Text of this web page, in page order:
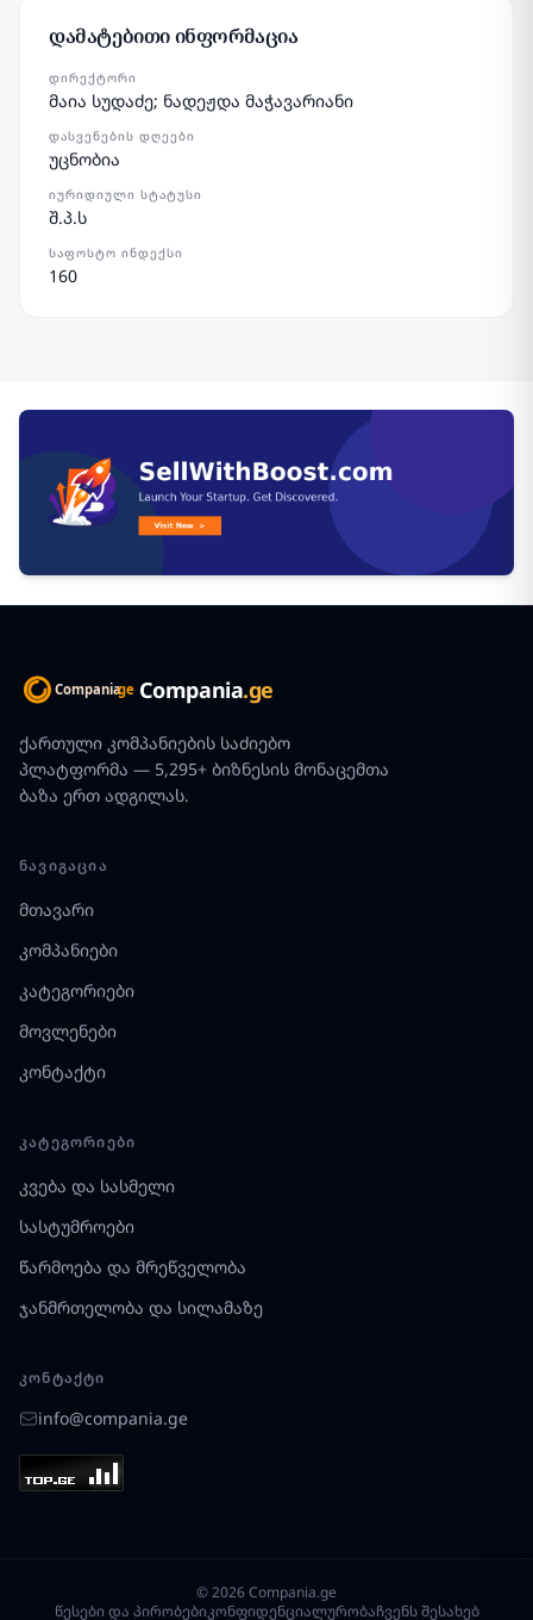
დამატებითი ინფორმაცია
ᲓᲘᲠᲔᲥᲢᲝᲠᲘ
მაია სუდაძე; ნადეჟდა მაჭავარიანი
ᲓᲐᲡᲕᲔᲜᲔᲑᲘᲡ ᲓᲦᲔᲔᲑᲘ
უცნობია
ᲘᲣᲠᲘᲓᲘᲣᲚᲘ ᲡᲢᲐᲢᲣᲡᲘ
შ.პ.ს
ᲡᲐᲤᲝᲡᲢᲝ ᲘᲜᲓᲔᲥᲡᲘ
160
Compania.ge
ქართული კომპანიების საძიებო
პლატფორმა — 5,295+ ბიზნესის მონაცემთა
ბაზა ერთ ადგილას.
ᲜᲐᲕᲘᲒᲐᲪᲘᲐ
მთავარი
კომპანიები
კატეგორიები
მოვლენები
კონტაქტი
ᲙᲐᲢᲔᲒᲝᲠᲘᲔᲑᲘ
კვება და სასმელი
სასტუმროები
წარმოება და მრეწველობა
ჯანმრთელობა და სილამაზე
ᲙᲝᲜᲢᲐᲥᲢᲘ
info@compania.ge
© 2026 Compania.ge
წესები და პირობებიკონფიდენციალურობაჩვენს შესახებ